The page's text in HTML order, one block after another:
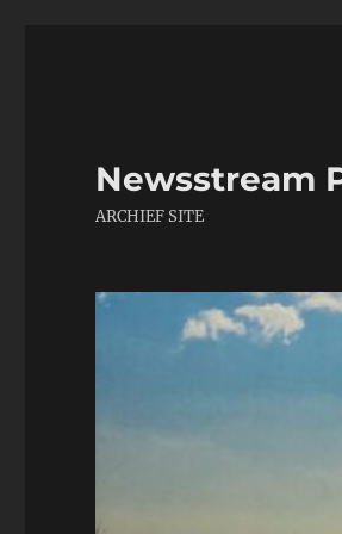
Newsstream
ARCHIEF SITE